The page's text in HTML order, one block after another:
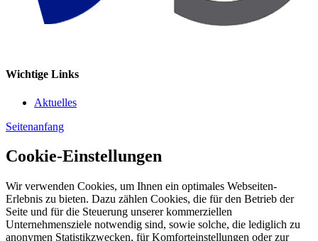
Wichtige Links
Aktuelles
Seitenanfang
Cookie-Einstellungen
Wir verwenden Cookies, um Ihnen ein optimales Webseiten-
Erlebnis zu bieten. Dazu zählen Cookies, die für den Betrieb der
Seite und für die Steuerung unserer kommerziellen
Unternehmensziele notwendig sind, sowie solche, die lediglich zu
anonymen Statistikzwecken, für Komforteinstellungen oder zur